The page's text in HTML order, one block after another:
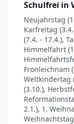
Schulfrei in
Neujahrstag
Karfreitag
(7.4. - 17.4.),
Himmelfahrt
Fronleichnam
Weltkindertag
(3.10.),
2.1.), 1.